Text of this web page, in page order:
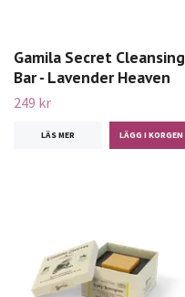
Gamila Secret Cleansing
Bar - Lavender Heaven
249 kr
LÄS MER